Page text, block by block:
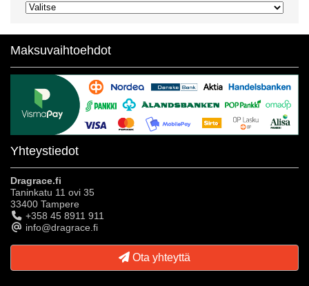
Maksuvaihtoehdot
Yhteystiedot
Dragrace.fi
Taninkatu 11 ovi 35
33400 Tampere
+358 45 8911 911
info@dragrace.fi
Ota yhteyttä